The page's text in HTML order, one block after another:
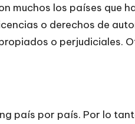
muchos los países que
o derechos de
o perjudiciales.
país por país. Por lo